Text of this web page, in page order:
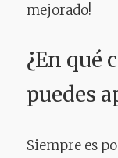
mejorado!
¿En qué
puedes
Siempre es